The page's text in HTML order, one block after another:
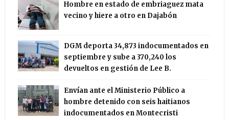
Hombre en estado de embriaguez mata
vecino y hiere a otro en Dajabón
DGM deporta 34,873 indocumentados en
septiembre y sube a 370,240 los
devueltos en gestión de Lee B.
Envían ante el Ministerio Público a
hombre detenido con seis haitianos
indocumentados en Montecristi